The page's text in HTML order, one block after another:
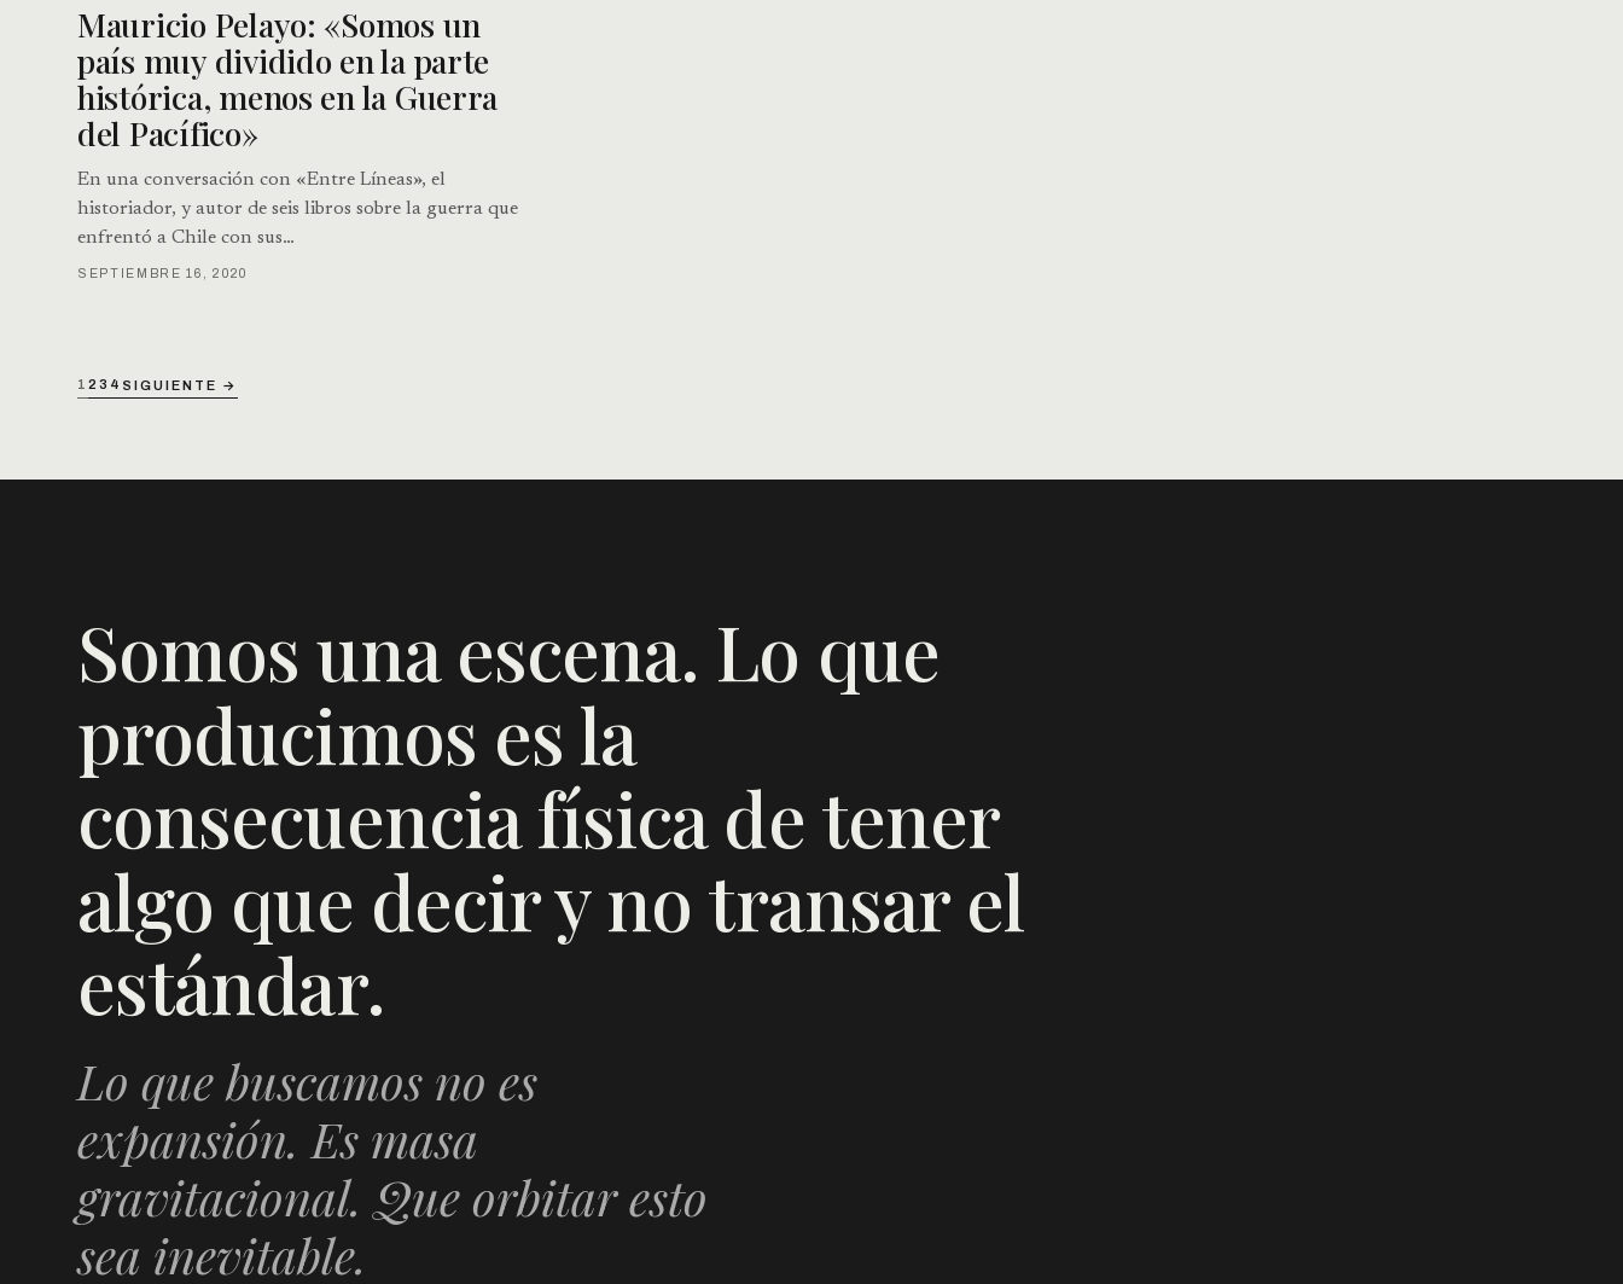
Mauricio Pelayo: «Somos un
país muy dividido en la parte
histórica, menos en la Guerra
del Pacífico»
En una conversación con «Entre Líneas», el
historiador, y autor de seis libros sobre la guerra que
enfrentó a Chile con sus…
SEPTIEMBRE 16, 2020
1 2 3 4 SIGUIENTE →
Somos una escena. Lo que
producimos es la
consecuencia física de tener
algo que decir y no transar el
estándar.
Lo que buscamos no es
expansión. Es masa
gravitacional. Que orbitar esto
sea inevitable.